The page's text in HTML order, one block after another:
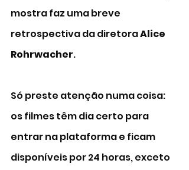
mostra faz uma breve
retrospectiva da diretora Alice
Rohrwacher.
Só preste atenção numa coisa:
os filmes têm dia certo para
entrar na plataforma e ficam
disponíveis por 24 horas, exceto